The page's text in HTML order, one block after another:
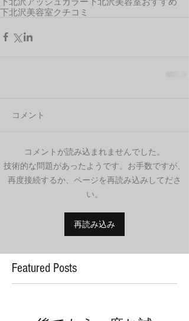
下北沢美容室クチコミ
コメント
コメントが読み込まれませんでした。
技術的な問題があったようです。お手数ですが、
再度接続するか、ページを再読み込みしてださ
い。
再読み込み
Featured Posts